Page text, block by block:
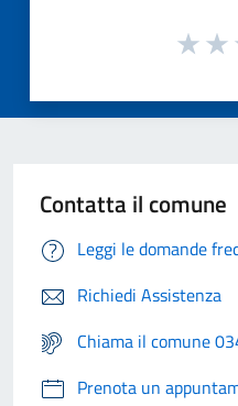
Contatta il comune
Leggi le domande
Richiedi Assistenza
Chiama il comune
Prenota un